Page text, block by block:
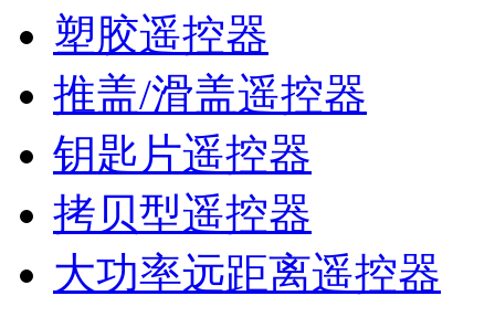
塑胶遥控器
推盖/滑盖遥控器
钥匙片遥控器
拷贝型遥控器
大功率远距离遥控器